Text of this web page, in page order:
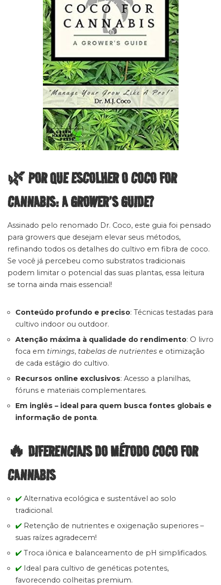
🌿 POR QUE ESCOLHER O COCO FOR
CANNABIS: A GROWER’S GUIDE?
Assinado pelo renomado Dr. Coco, este guia foi pensado
para growers que desejam elevar seus métodos,
refinando todos os detalhes do cultivo em fibra de coco.
Se você já percebeu como substratos tradicionais
podem limitar o potencial das suas plantas, essa leitura
se torna ainda mais essencial!
Conteúdo profundo e preciso: Técnicas testadas para
cultivo indoor ou outdoor.
Atenção máxima à qualidade do rendimento: O livro
foca em timings, tabelas de nutrientes e otimização
de cada estágio do cultivo.
Recursos online exclusivos: Acesso a planilhas,
fóruns e materiais complementares.
Em inglês – ideal para quem busca fontes globais e
informação de ponta.
🔥 DIFERENCIAIS DO MÉTODO COCO FOR
CANNABIS
✔️ Alternativa ecológica e sustentável ao solo
tradicional.
✔️ Retenção de nutrientes e oxigenação superiores –
suas raízes agradecem!
✔️ Troca iônica e balanceamento de pH simplificados.
✔️ Ideal para cultivo de genéticas potentes,
favorecendo colheitas premium.